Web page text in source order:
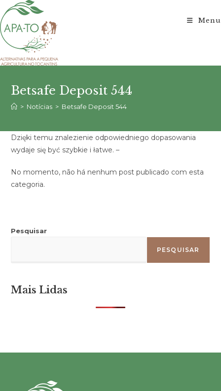
para
o
conteúdo
Menu
Betsafe Deposit 544
> Notícias > Betsafe Deposit 544
Dzięki temu znalezienie odpowiedniego dopasowania
wydaje się być szybkie i łatwe. –
No momento, não há nenhum post publicado com esta
categoria.
Pesquisar
PESQUISAR
Mais Lidas